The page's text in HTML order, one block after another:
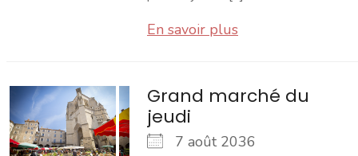
En savoir plus
Grand marché du
jeudi
7 août 2036